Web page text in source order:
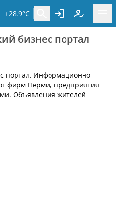
+28.9°C
бизнес портал
портал. Информационно
фирм Перми, предприятия
Объявления жителей